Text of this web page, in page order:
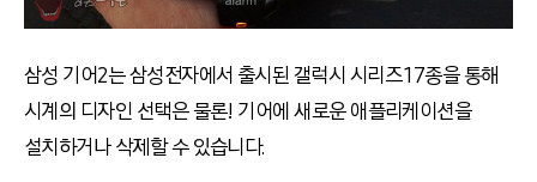
삼성 기어2는 삼성전자에서 출시된 갤럭시 시리즈 17종을 통해
시계의 디자인 선택은 물론! 기어에 새로운 애플리케이션을
설치하거나 삭제할 수 있습니다.